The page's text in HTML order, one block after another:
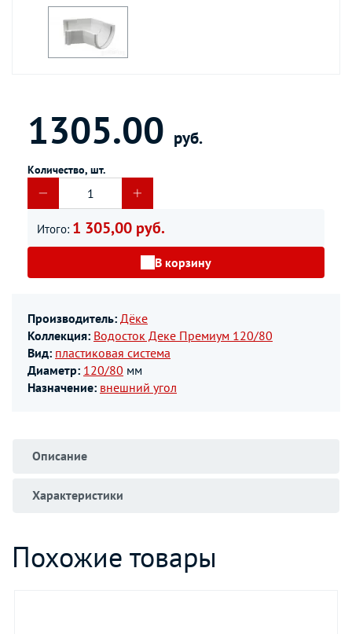
1305.00 руб.
Количество, шт.
Итого: 1 305,00 руб.
В корзину
Производитель: Дёке
Коллекция: Водосток Деке Премиум 120/80
Вид: пластиковая система
Диаметр: 120/80 мм
Назначение: внешний угол
Описание
Характеристики
Похожие товары